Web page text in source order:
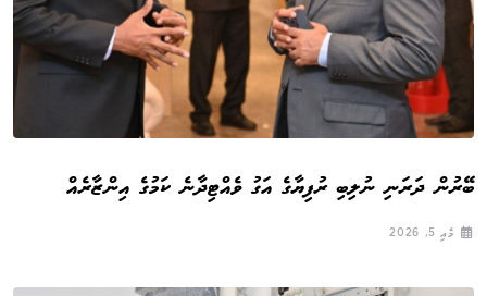
ބޭރުން ދަރަނި ނުލިބި ރުފިޔާގެ އަގު ވެއްޓިދާނެ ކަމުގެ އިންޒާރެއް
މެއި 5, 2026